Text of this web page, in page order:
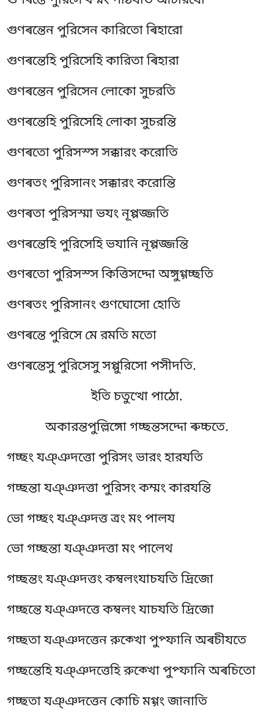
গুণৰন্তেন পুরিসেন কারিতো ৰিহারো
গুণৰন্তেহি পুরিসেহি কারিতা ৰিহারা
গুণৰন্তেন পুরিসেন লোকো সুচরতি
গুণৰন্তেহি পুরিসেহি লোকা সুচরন্তি
গুণৰতো পুরিসস্স সক্কারং করোতি
গুণৰতং পুরিসানং সক্কারং করোন্তি
গুণৰতা পুরিসস্মা ভযং নূপ্পজ্জতি
গুণৰন্তেহি পুরিসেহি ভযানি নূপ্পজ্জন্তি
গুণৰতো পুরিসস্স কিত্তিসদ্দো অঙ্গুগ্গচ্ছতি
গুণৰতং পুরিসানং গুণঘোসো হোতি
গুণৰন্তে পুরিসে মে রমতি মতো
গুণৰন্তেসু পুরিসেসু সপ্পুরিসো পসীদতি.
ইতি চতুত্থো পাঠো.
অকারন্তপুল্লিঙ্গো গচ্ছন্তসদ্দো ৰুচ্চতে.
গচ্ছং যঞ্ঞদত্তো পুরিসং ভারং হারযতি
গচ্ছন্তা যঞ্ঞদত্তা পুরিসং কম্মং কারযন্তি
ভো গচ্ছং যঞ্ঞদত্ত ত্ৰং মং পালয
ভো গচ্ছন্তা যঞ্ঞদত্তা মং পালেথ
গচ্ছন্তং যঞ্ঞদত্তং কম্বলংযাচযতি দ্ৰিজো
গচ্ছন্তে যঞ্ঞদত্তে কম্বলং যাচযতি দ্ৰিজো
গচ্ছতা যঞ্ঞদত্তেন রুক্খো পুপ্ফানি অৰচীযতে
গচ্ছন্তেহি যঞ্ঞদত্তেহি রুক্খো পুপ্ফানি অৰচিতো
গচ্ছতা যঞ্ঞদত্তেন কোচি মগ্গং জানাতি